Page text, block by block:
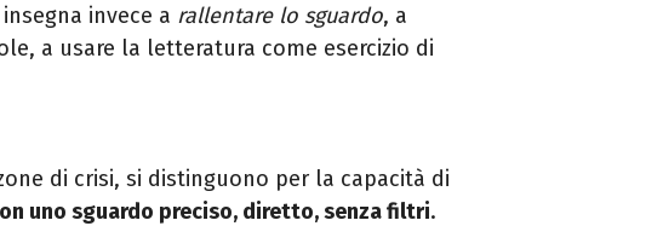
invece a rallentare lo sguardo, a
a usare la letteratura come esercizio di
di crisi, si distinguono per la capacità di
uno sguardo preciso, diretto, senza filtri.